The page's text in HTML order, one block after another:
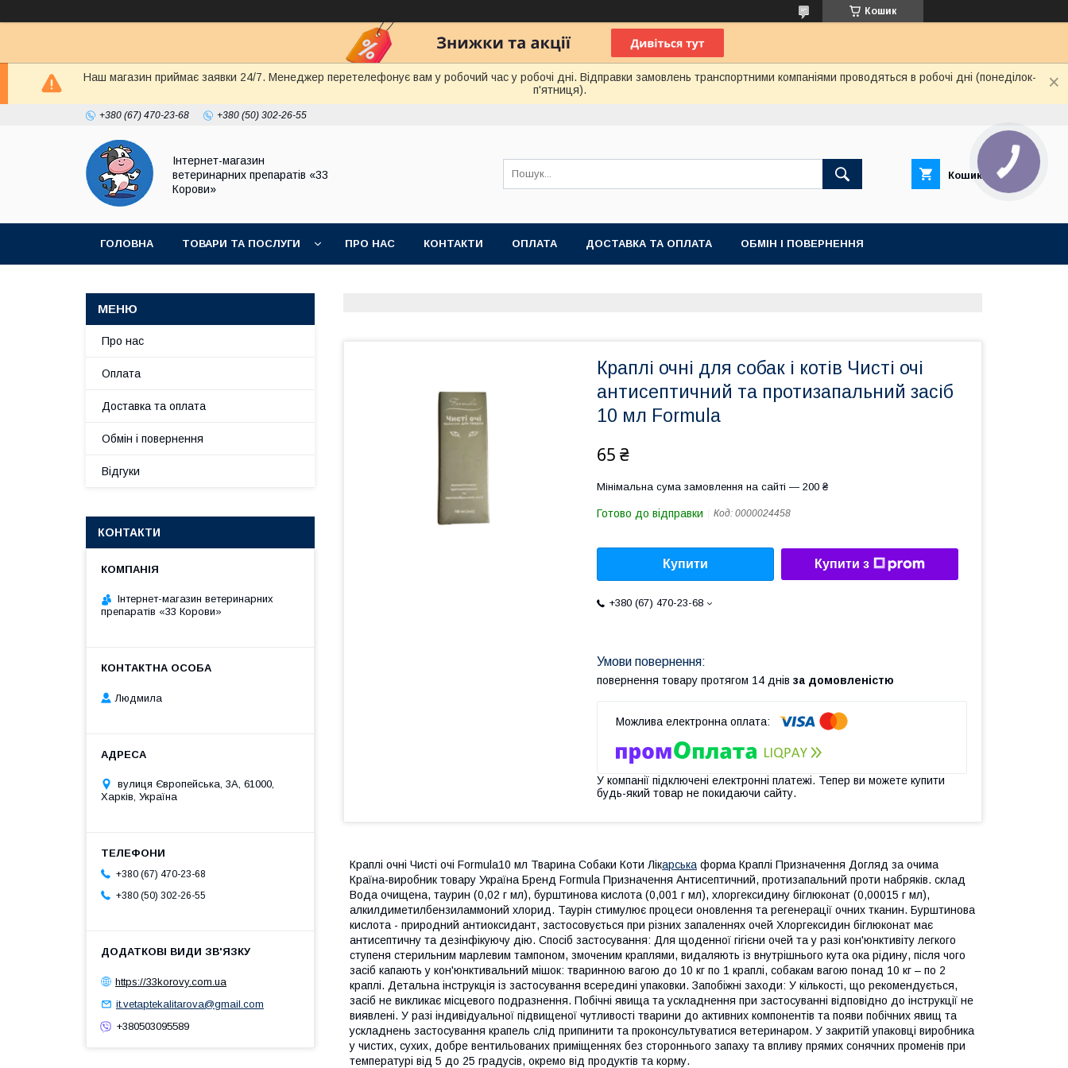
Кошик
Наш магазин приймає заявки 24/7. Менеджер перетелефонує вам у робочий час у робочі дні. Відправки замовлень транспортними компаніями проводяться в робочі дні (понеділок-
п'ятниця).
+380 (67) 470-23-68 +380 (50) 302-26-55
Інтернет-магазин
ветеринарних препаратів «33
Корови»
Кошик
ГОЛОВНА ТОВАРИ ТА ПОСЛУГИ ПРО НАС КОНТАКТИ ОПЛАТА ДОСТАВКА ТА ОПЛАТА ОБМІН І ПОВЕРНЕННЯ
Краплі очні для собак і котів Чисті очі
антисептичний та протизапальний засіб
10 мл Formula
65 ₴
Мінімальна сума замовлення на сайті — 200 ₴
Готово до відправки Код: 0000024458
Купити Купити з
+380 (67) 470-23-68
повернення товару протягом 14 днів за домовленістю
У компанії підключені електронні платежі. Тепер ви можете купити
будь-який товар не покидаючи сайту.
Краплі очні Чисті очі Formula10 мл Тварина Собаки Коти Лікарська форма Краплі Призначення Догляд за очима
Країна-виробник товару Україна Бренд Formula Призначення Антисептичний, протизапальний проти набряків. склад
Вода очищена, таурин (0,02 г мл), бурштинова кислота (0,001 г мл), хлоргексидину біглюконат (0,00015 г мл),
алкилдиметилбензиламмоний хлорид. Таурін стимулює процеси оновлення та регенерації очних тканин. Бурштинова
кислота - природний антиоксидант, застосовується при різних запаленнях очей Хлоргексидин біглюконат має
антисептичну та дезінфікуючу дію. Спосіб застосування: Для щоденної гігієни очей та у разі кон'юнктивіту легкого
ступеня стерильним марлевим тампоном, змоченим краплями, видаляють із внутрішнього кута ока рідину, після чого
засіб капають у кон'юнктивальний мішок: тваринною вагою до 10 кг по 1 краплі, собакам вагою понад 10 кг – по 2
краплі. Детальна інструкція із застосування всередині упаковки. Запобіжні заходи: У кількості, що рекомендується,
засіб не викликає місцевого подразнення. Побічні явища та ускладнення при застосуванні відповідно до інструкції не
виявлені. У разі індивідуальної підвищеної чутливості тварини до активних компонентів та появи побічних явищ та
ускладнень застосування крапель слід припинити та проконсультуватися ветеринаром. У закритій упаковці виробника
у чистих, сухих, добре вентильованих приміщеннях без стороннього запаху та впливу прямих сонячних променів при
температурі від 5 до 25 градусів, окремо від продуктів та корму.
Про нас
Оплата
Доставка та оплата
Обмін і повернення
Відгуки
КОНТАКТИ
Інтернет-магазин ветеринарних
препаратів «33 Корови»
Людмила
вулиця Європейська, 3А, 61000,
Харків, Україна
+380 (67) 470-23-68
+380 (50) 302-26-55
https://33korovy.com.ua
it.vetaptekalitarova@gmail.com
+380503095589